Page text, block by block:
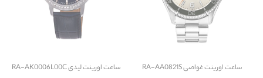
ساعتاورینت غواصی RA-AA0821S ساعتاورینت لیدی RA-AK0006L00C